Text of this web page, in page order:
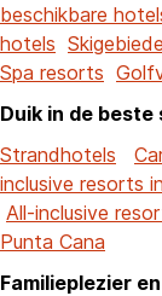
beschikbare
hotels
Spa resorts
Duik in de
Strandhotels
inclusive resorts
All-inclusive
Punta Cana
Familieplezier